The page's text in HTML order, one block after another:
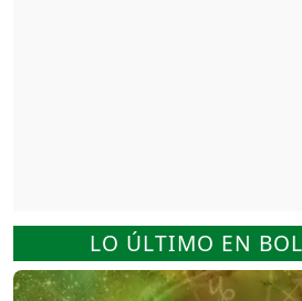
LO ÚLTIMO EN